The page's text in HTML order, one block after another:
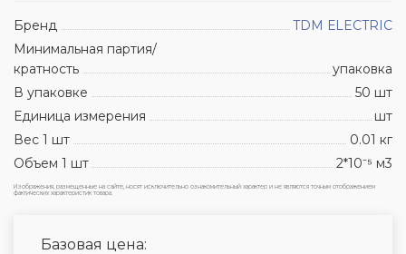
Бренд
TDM ЕLECTRIC
Минимальная партия/
кратность
упаковка
В упаковке
50 шт
Единица измерения
шт
Вес 1 шт
0.01 кг
Объем 1 шт
2*10⁻⁵ м3
Изображения, размещенные на сайте, носят исключительно ознакомительный характер и не являются точным отображением
фактических характеристик товара.
Базовая цена: